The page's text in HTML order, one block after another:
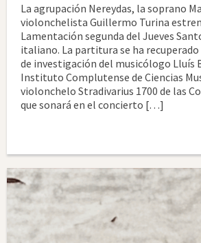
La agrupación Nereydas, la soprano
violonchelista Guillermo Turina
Lamentación segunda del Jueves
italiano. La partitura se ha
de investigación del musicólogo Lluís
Instituto Complutense de Ciencias
violonchelo Stradivarius 1700 de las
que sonará en el concierto […]